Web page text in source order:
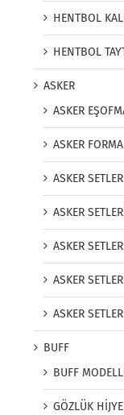
HENTBOL
HENTBOL
ASKER
ASKER
ASKER FORMA
ASKER
ASKER
ASKER
ASKER
ASKER
BUFF
BUFF
GÖZLÜK